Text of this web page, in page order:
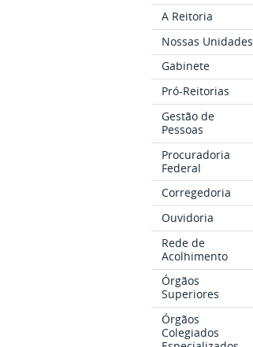
A Reitoria
Nossas Unidades
Gabinete
Pró-Reitorias
Gestão de
Pessoas
Procuradoria
Federal
Corregedoria
Ouvidoria
Rede de
Acolhimento
Órgãos
Superiores
Órgãos
Colegiados